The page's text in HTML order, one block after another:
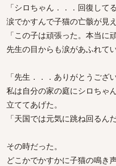
「シロちゃん．．．回復して
涙でかすんで子猫の亡骸が見え
「この子は頑張った。本当に
先生の目からも涙があふれてい
「先生．．．ありがとうござ
私は自分の家の庭にシロちゃ
立ててあげた。
「天国では元気に跳ね回るん
その時だった。
どこかでかすかに子猫の鳴き